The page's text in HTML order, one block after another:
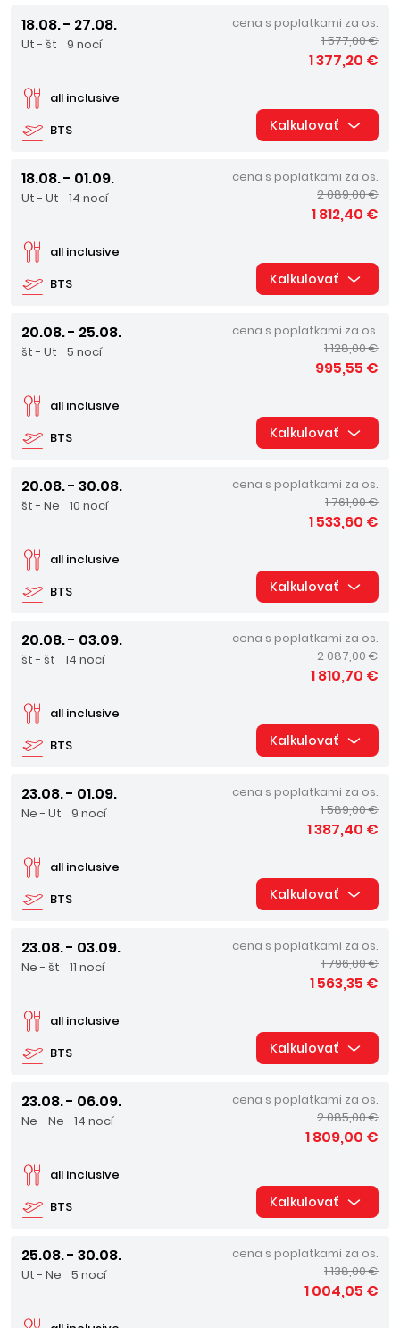
18.08. - 27.08.
Ut - št 9 nocí
BTS
all inclusive
cena s poplatkami za os.
1 577,00 €
1 377,20 €
Kalkulovať
18.08. - 01.09.
Ut - Ut 14 nocí
BTS
all inclusive
cena s poplatkami za os.
2 089,00 €
1 812,40 €
Kalkulovať
20.08. - 25.08.
št - Ut 5 nocí
BTS
all inclusive
cena s poplatkami za os.
1 128,00 €
995,55 €
Kalkulovať
20.08. - 30.08.
št - Ne 10 nocí
BTS
all inclusive
cena s poplatkami za os.
1 761,00 €
1 533,60 €
Kalkulovať
20.08. - 03.09.
št - št 14 nocí
BTS
all inclusive
cena s poplatkami za os.
2 087,00 €
1 810,70 €
Kalkulovať
23.08. - 01.09.
Ne - Ut 9 nocí
BTS
all inclusive
cena s poplatkami za os.
1 589,00 €
1 387,40 €
Kalkulovať
23.08. - 03.09.
Ne - št 11 nocí
BTS
all inclusive
cena s poplatkami za os.
1 796,00 €
1 563,35 €
Kalkulovať
23.08. - 06.09.
Ne - Ne 14 nocí
BTS
all inclusive
cena s poplatkami za os.
2 085,00 €
1 809,00 €
Kalkulovať
25.08. - 30.08.
Ut - Ne 5 nocí
cena s poplatkami za os.
1 138,00 €
1 004,05 €